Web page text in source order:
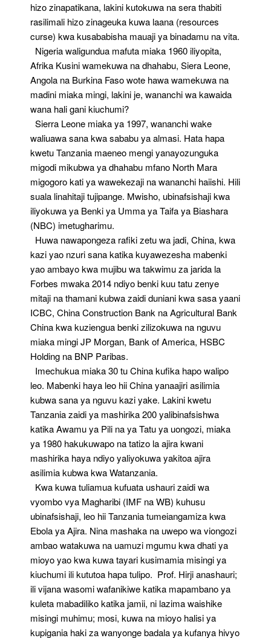
hizo zinapatikana, lakini kutokuwa na sera thabiti
rasilimali hizo zinageuka kuwa laana (resources
curse) kwa kusababisha mauaji ya binadamu na vita.
Nigeria waligundua mafuta miaka 1960 iliyopita,
Afrika Kusini wamekuwa na dhahabu, Siera Leone,
Angola na Burkina Faso wote hawa wamekuwa na
madini miaka mingi, lakini je, wananchi wa kawaida
wana hali gani kiuchumi?
Sierra Leone miaka ya 1997, wananchi wake
waliuawa sana kwa sababu ya almasi. Hata hapa
kwetu Tanzania maeneo mengi yanayozunguka
migodi mikubwa ya dhahabu mfano North Mara
migogoro kati ya wawekezaji na wananchi haiishi. Hili
suala linahitaji tujipange. Mwisho, ubinafsishaji kwa
iliyokuwa ya Benki ya Umma ya Taifa ya Biashara
(NBC) imetugharimu.
Huwa nawapongeza rafiki zetu wa jadi, China, kwa
kazi yao nzuri sana katika kuyawezesha mabenki
yao ambayo kwa mujibu wa takwimu za jarida la
Forbes mwaka 2014 ndiyo benki kuu tatu zenye
mitaji na thamani kubwa zaidi duniani kwa sasa yaani
ICBC, China Construction Bank na Agricultural Bank
China kwa kuziengua benki zilizokuwa na nguvu
miaka mingi JP Morgan, Bank of America, HSBC
Holding na BNP Paribas.
Imechukua miaka 30 tu China kufika hapo walipo
leo. Mabenki haya leo hii China yanaajiri asilimia
kubwa sana ya nguvu kazi yake. Lakini kwetu
Tanzania zaidi ya mashirika 200 yalibinafsishwa
katika Awamu ya Pili na ya Tatu ya uongozi, miaka
ya 1980 hakukuwapo na tatizo la ajira kwani
mashirika haya ndiyo yaliyokuwa yakitoa ajira
asilimia kubwa kwa Watanzania.
Kwa kuwa tuliamua kufuata ushauri zaidi wa
vyombo vya Magharibi (IMF na WB) kuhusu
ubinafsishaji, leo hii Tanzania tumeiangamiza kwa
Ebola ya Ajira. Nina mashaka na uwepo wa viongozi
ambao watakuwa na uamuzi mgumu kwa dhati ya
mioyo yao kwa kuwa tayari kusimamia misingi ya
kiuchumi ili kututoa hapa tulipo. Prof. Hirji anashauri;
ili vijana wasomi wafanikiwe katika mapambano ya
kuleta mabadiliko katika jamii, ni lazima waishike
misingi muhimu; mosi, kuwa na mioyo halisi ya
kupigania haki za wanyonge badala ya kufanya hivyo